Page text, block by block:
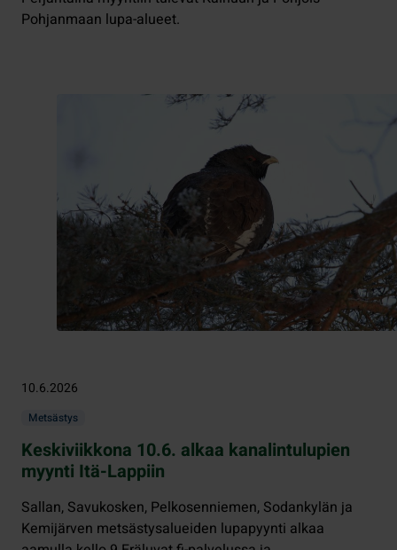
Pohjanmaan lupa-alueet.
10.6.2026
Metsästys
Keskiviikkona 10.6. alkaa kanalintulupien
myynti Itä-Lappiin
Sallan, Savukosken, Pelkosenniemen, Sodankylän ja
Kemijärven metsästysalueiden lupapyynti alkaa